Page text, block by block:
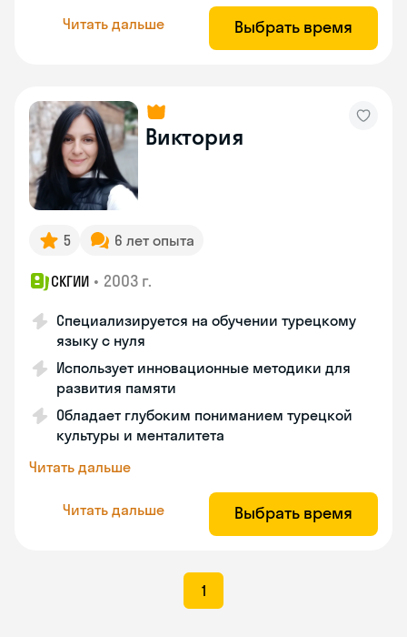
Читать дальше Выбрать время
Виктория
5 6 лет опыта
СКГИИ • 2003 г.
Специализируется на обучении турецкому
языку с нуля
Использует инновационные методики для
развития памяти
Обладает глубоким пониманием турецкой
культуры и менталитета
Читать дальше
Читать дальше Выбрать время
1